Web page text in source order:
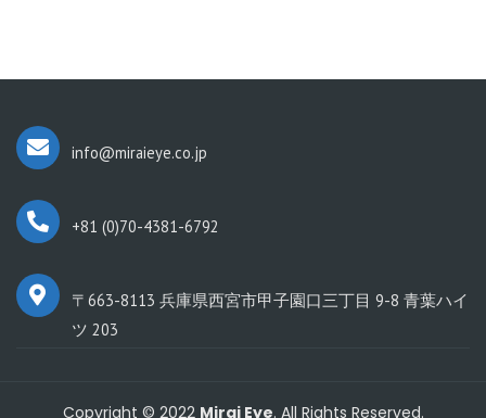
info@miraieye.co.jp
+81 (0)70-4381-6792
〒663-8113 兵庫県西宮市甲子園口三丁目 9-8 青葉ハイ
ツ 203
Copyright © 2022 Mirai Eye. All Rights Reserved.